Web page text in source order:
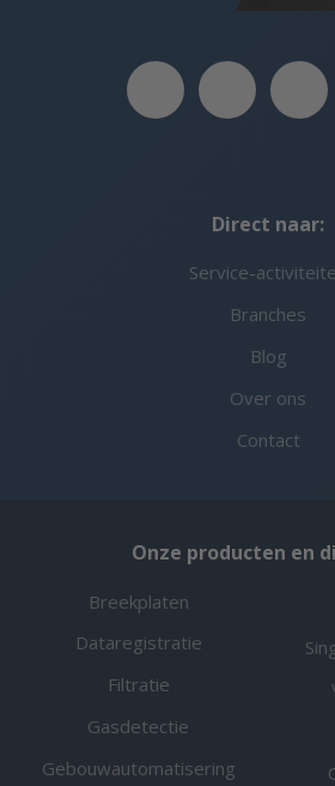
Direct naar:
Service-
Branches
Blog
Over ons
Contact
Onze producten en
Breekplaten
Dataregistratie
Filtratie
Gasdetectie
Gebouwautomatisering